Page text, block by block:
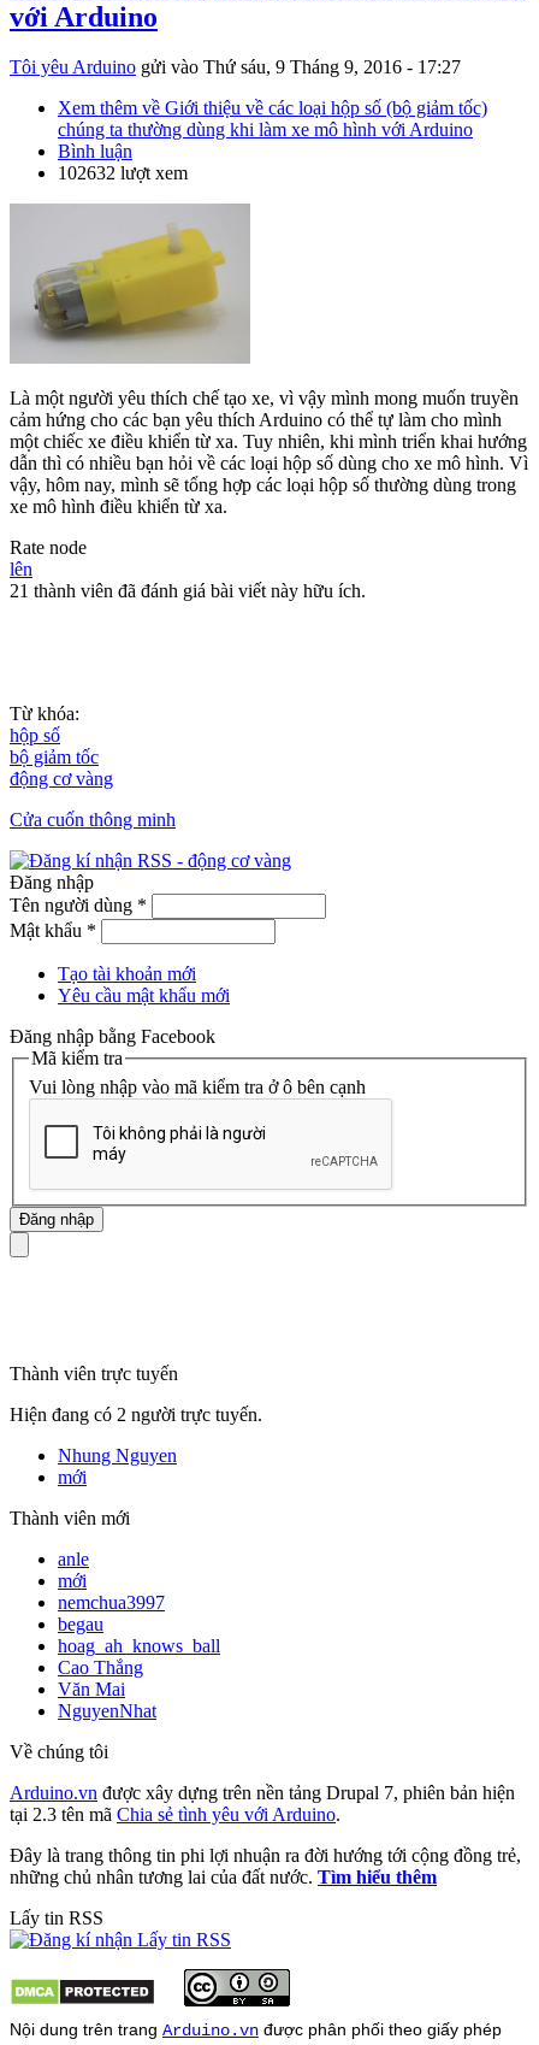
với Arduino
Tôi yêu Arduino gửi vào Thứ sáu, 9 Tháng 9, 2016 - 17:27
Xem thêm về Giới thiệu về các loại hộp số (bộ giảm tốc)
chúng ta thường dùng khi làm xe mô hình với Arduino
Bình luận
102632 lượt xem
Là một người yêu thích chế tạo xe, vì vậy mình mong muốn truyền
cảm hứng cho các bạn yêu thích Arduino có thể tự làm cho mình
một chiếc xe điều khiển từ xa. Tuy nhiên, khi mình triển khai hướng
dẫn thì có nhiều bạn hỏi về các loại hộp số dùng cho xe mô hình. Vì
vậy, hôm nay, mình sẽ tổng hợp các loại hộp số thường dùng trong
xe mô hình điều khiển từ xa.
Rate node
lên
21 thành viên đã đánh giá bài viết này hữu ích.
Từ khóa:
hộp số
bộ giảm tốc
động cơ vàng
Cửa cuốn thông minh
Đăng nhập
Tên người dùng *
Mật khẩu *
Tạo tài khoản mới
Yêu cầu mật khẩu mới
Đăng nhập bằng Facebook
Mã kiểm tra
Vui lòng nhập vào mã kiểm tra ở ô bên cạnh
Thành viên trực tuyến
Hiện đang có 2 người trực tuyến.
Nhung Nguyen
mới
Thành viên mới
anle
mới
nemchua3997
begau
hoag_ah_knows_ball
Cao Thắng
Văn Mai
NguyenNhat
Về chúng tôi
Arduino.vn được xây dựng trên nền tảng Drupal 7, phiên bản hiện
tại 2.3 tên mã Chia sẻ tình yêu với Arduino.
Đây là trang thông tin phi lợi nhuận ra đời hướng tới cộng đồng trẻ,
những chủ nhân tương lai của đất nước. Tìm hiểu thêm
Lấy tin RSS
Nội dung trên trang Arduino.vn được phân phối theo giấy phép